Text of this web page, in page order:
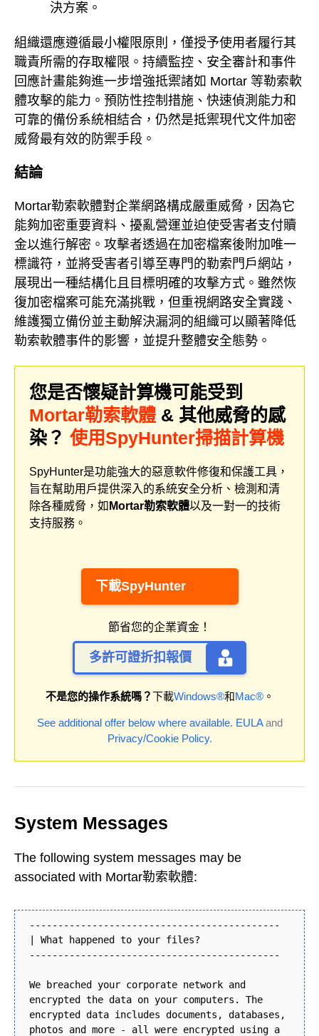
決方案。
組織還應遵循最小權限原則，僅授予使用者履行其
職責所需的存取權限。持續監控、安全審計和事件
回應計畫能夠進一步增強抵禦諸如 Mortar 等勒索軟
體攻擊的能力。預防性控制措施、快速偵測能力和
可靠的備份系統相結合，仍然是抵禦現代文件加密
威脅最有效的防禦手段。
結論
Mortar勒索軟體對企業網路構成嚴重威脅，因為它
能夠加密重要資料、擾亂營運並迫使受害者支付贖
金以進行解密。攻擊者透過在加密檔案後附加唯一
標識符，並將受害者引導至專門的勒索門戶網站，
展現出一種結構化且目標明確的攻擊方式。雖然恢
復加密檔案可能充滿挑戰，但重視網路安全實踐、
維護獨立備份並主動解決漏洞的組織可以顯著降低
勒索軟體事件的影響，並提升整體安全態勢。
您是否懷疑計算機可能受到
Mortar勒索軟體 & 其他威脅的感
染？ 使用SpyHunter掃描計算機
SpyHunter是功能強大的惡意軟件修復和保護工具，
旨在幫助用戶提供深入的系統安全分析、檢測和清
除各種威脅，如 Mortar勒索軟體以及一對一的技術
支持服務。
下載SpyHunter
節省您的企業資金！
多許可證折扣報價
不是您的操作系統嗎？下載Windows®和Mac®。
See additional offer below where available. EULAand
Privacy/Cookie Policy.
System Messages
The following system messages may be
associated with Mortar勒索軟體:
--------------------------------------------
| What happened to your files?
--------------------------------------------
We breached your corporate network and
encrypted the data on your computers. The
encrypted data includes documents, databases,
photos and more - all were encrypted using a